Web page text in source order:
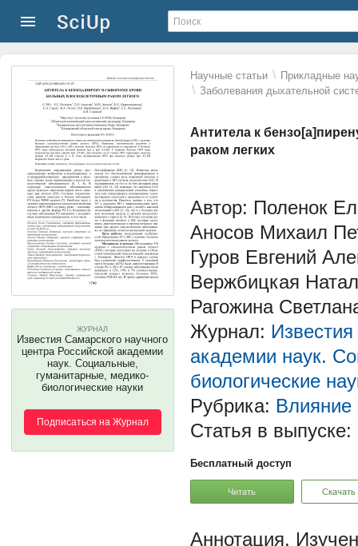
Научные статьи \ Прикладные
\ Заболевания дыхательной
Антитела к
раком легких
ЖУРНАЛ
Известия Самарского научного
центра Российской академии
наук. Социальные,
гуманитарные, медико-
биологические науки
Подписаться на Журнал
Автор: Поленок
Аносов Михаил
Гуров Евгений
Вержбицкая
Рагожина
Журнал:
академии наук.
биологические
Рубрика: Влияние
Статья в выпуске:
Бесплатный доступ
Читать Скачать